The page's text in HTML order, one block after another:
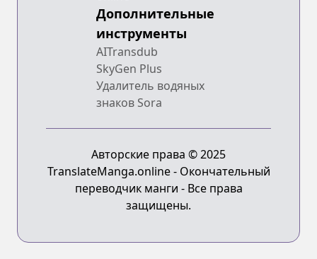
Дополнительные
инструменты
AITransdub
SkyGen Plus
Удалитель водяных
знаков Sora
Авторские права © 2025
TranslateManga.online - Окончательный
переводчик манги - Все права
защищены.